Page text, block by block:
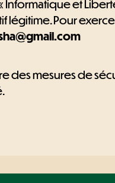
Informatique et
Pour
des mesures de